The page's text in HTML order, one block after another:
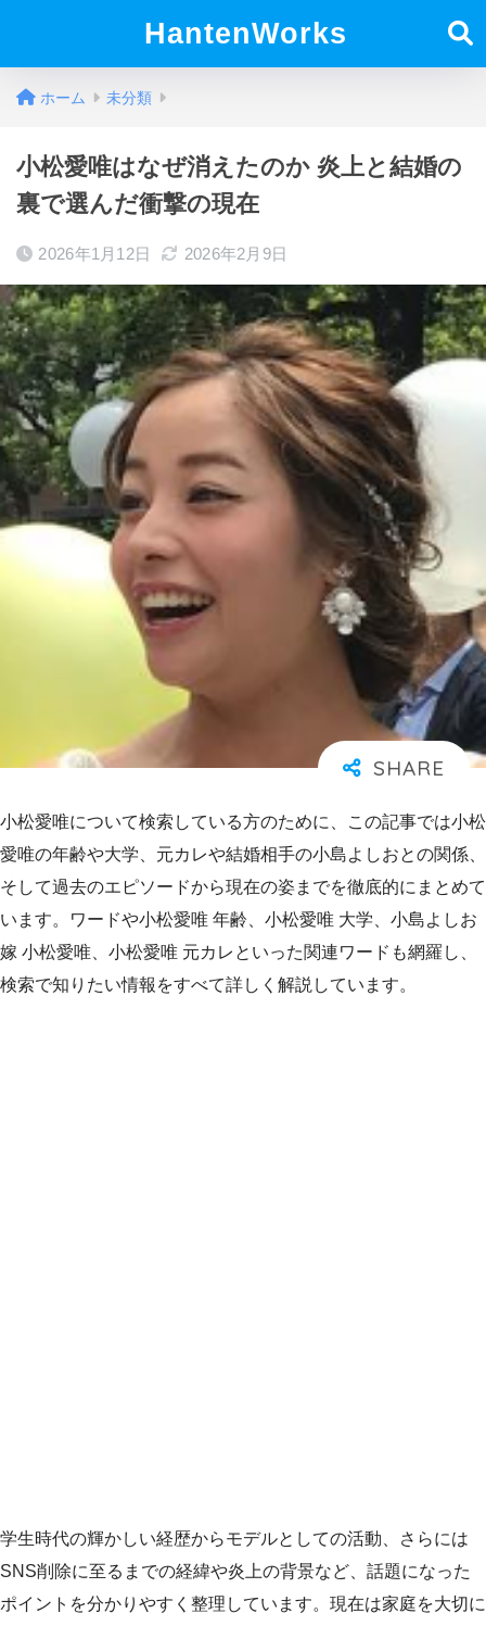
HantenWorks
ホーム 未分類
小松愛唯はなぜ消えたのか 炎上と結婚の
裏で選んだ衝撃の現在
2026年1月12日 2026年2月9日
小松愛唯について検索している方のために、この記事では小松
愛唯の年齢や大学、元カレや結婚相手の小島よしおとの関係、
そして過去のエピソードから現在の姿までを徹底的にまとめて
います。ワードや小松愛唯 年齢、小松愛唯 大学、小島よしお
嫁 小松愛唯、小松愛唯 元カレといった関連ワードも網羅し、
検索で知りたい情報をすべて詳しく解説しています。
学生時代の輝かしい経歴からモデルとしての活動、さらには
SNS削除に至るまでの経緯や炎上の背景など、話題になった
ポイントを分かりやすく整理しています。現在は家庭を大切に